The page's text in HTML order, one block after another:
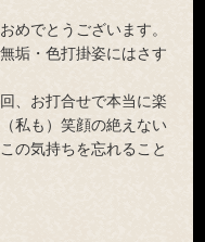
めでとうございます。
垢・色打掛姿にはさす
、お打合せで本当に楽
私も）笑顔の絶えない
の気持ちを忘れること